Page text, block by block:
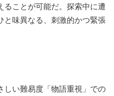
ることが可能だ。探索中に遭
と味異なる、刺激的かつ緊張
しい難易度「物語重視」での